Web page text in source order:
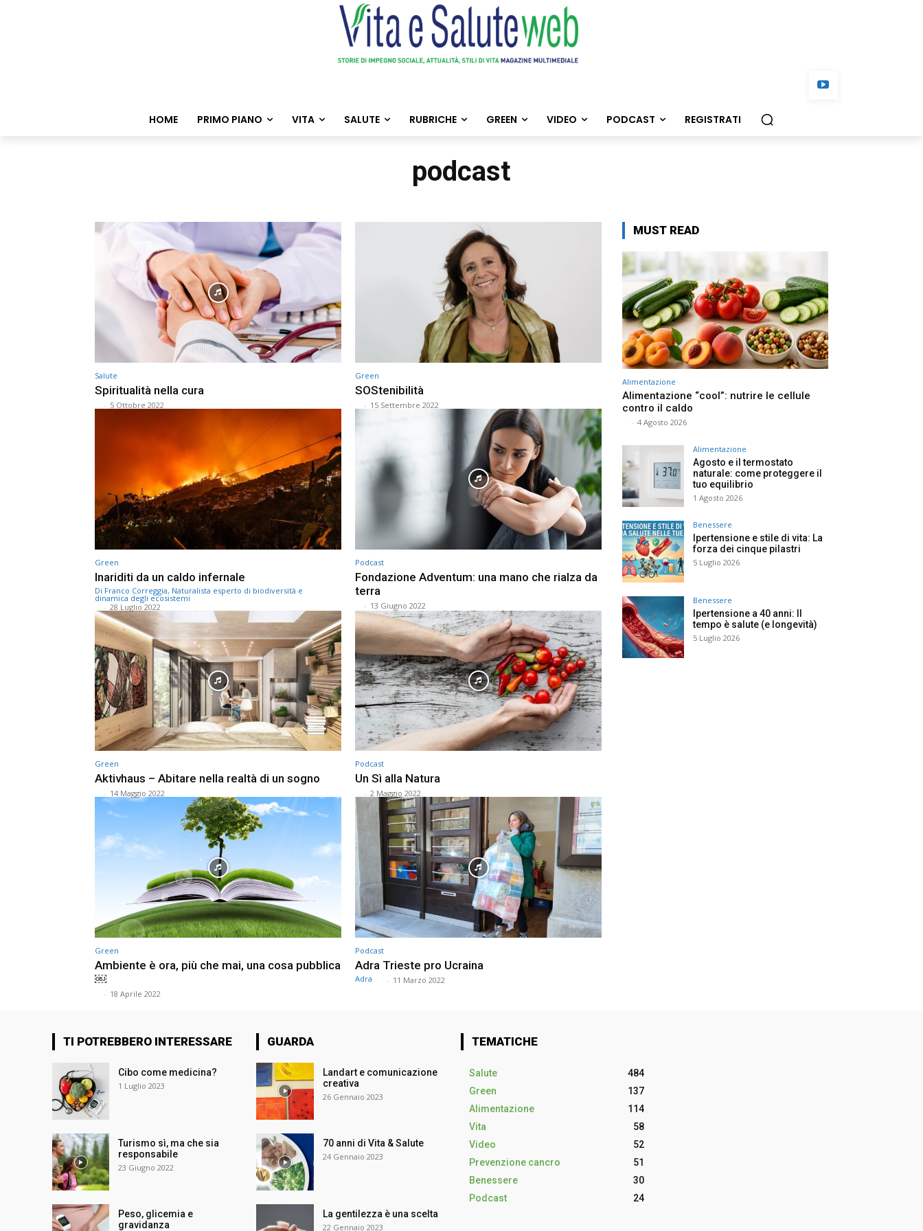
HOME PRIMO PIANO VITA SALUTE RUBRICHE GREEN VIDEO PODCAST REGISTRATI
podcast
Salute
Spiritualità nella cura
- 5 Ottobre 2022
Green
SOStenibilità
- 15 Settembre 2022
Green
Inariditi da un caldo infernale
Di Franco Correggia, Naturalista esperto di biodiversità e
dinamica degli ecosistemi
- 28 Luglio 2022
Podcast
Fondazione Adventum: una mano che rialza da
terra
- 13 Giugno 2022
Green
Aktivhaus – Abitare nella realtà di un sogno
- 14 Maggio 2022
Podcast
Un Sì alla Natura
- 2 Maggio 2022
Green
Ambiente è ora, più che mai, una cosa pubblica
￼
- 18 Aprile 2022
Podcast
Adra Trieste pro Ucraina
Adra - 11 Marzo 2022
MUST READ
Alimentazione
Alimentazione “cool”: nutrire le cellule
contro il caldo
- 4 Agosto 2026
Alimentazione
Agosto e il termostato
naturale: come proteggere il
tuo equilibrio
1 Agosto 2026
Benessere
Ipertensione e stile di vita: La
forza dei cinque pilastri
5 Luglio 2026
Benessere
Ipertensione a 40 anni: Il
tempo è salute (e longevità)
5 Luglio 2026
TI POTREBBERO INTERESSARE
Cibo come medicina?
1 Luglio 2023
Turismo sì, ma che sia
responsabile
23 Giugno 2022
Peso, glicemia e
gravidanza
GUARDA
Landart e comunicazione
creativa
26 Gennaio 2023
70 anni di Vita & Salute
24 Gennaio 2023
La gentilezza è una scelta
22 Gennaio 2023
TEMATICHE
Salute
484
Green
137
Alimentazione
114
Vita
58
Video
52
Prevenzione cancro
51
Benessere
30
Podcast
24